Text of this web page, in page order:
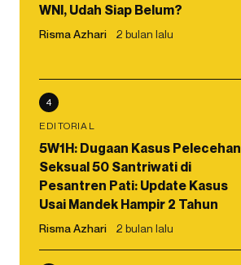
WNI, Udah Siap Belum?
Risma Azhari 2 bulan lalu
4
EDITORIAL
5W1H: Dugaan Kasus Pelecehan
Seksual 50 Santriwati di
Pesantren Pati: Update Kasus
Usai Mandek Hampir 2 Tahun
Risma Azhari 2 bulan lalu